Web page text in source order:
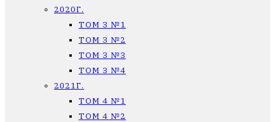
2020Г.
ТОМ 3 №1
ТОМ 3 №2
ТОМ 3 №3
ТОМ 3 №4
2021Г.
ТОМ 4 №1
ТОМ 4 №2